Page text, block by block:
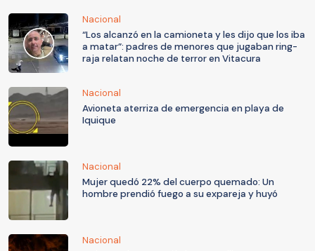
Nacional
“Los alcanzó en la camioneta y les dijo que los iba
a matar”: padres de menores que jugaban ring-
raja relatan noche de terror en Vitacura
Nacional
Avioneta aterriza de emergencia en playa de
Iquique
Nacional
Mujer quedó 22% del cuerpo quemado: Un
hombre prendió fuego a su expareja y huyó
Nacional